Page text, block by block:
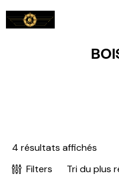
4 résultats affichés
Filters